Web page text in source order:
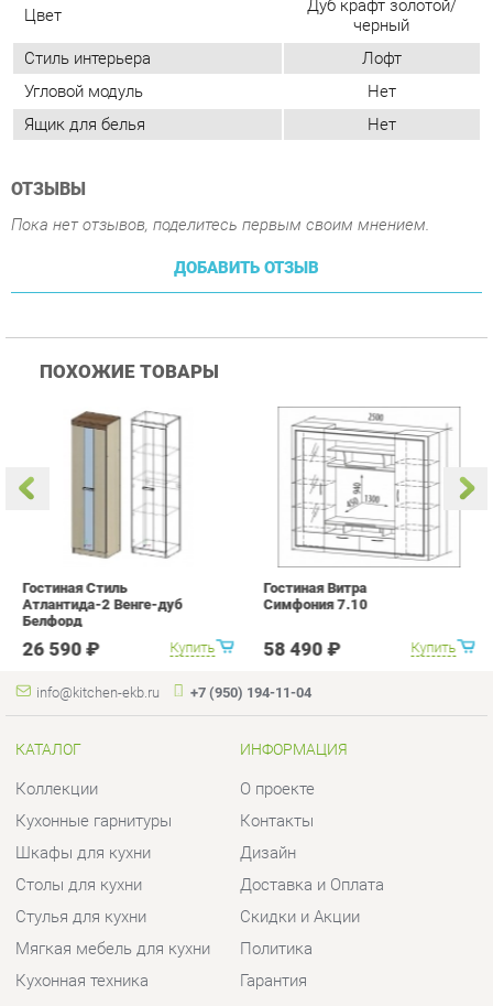
ОТЗЫВЫ
Пока нет отзывов, поделитесь первым своим мнением.
ПОХОЖИЕ ТОВАРЫ
Купить
Гостиная Стиль
Атлантида-2 Венге-дуб
26 590 ₽ Купить
Гостиная Витра
Симфония 7.10
58 490 ₽
+7 (950) 194-11-04
КАТАЛОГ
Коллекции
Кухонные гарнитуры
Шкафы для кухни
Столы для кухни
Стулья для кухни
Комплектующие для кухни
Кухонная сантехника
ИНФОРМАЦИЯ
Контакты
Доставка и Оплата
Скидки и Акции
Гарантия
ГОРОДА
Весь мир
Екатеринбург
КОНТАКТЫ
Шоурум и склад самовывоза
Адрес: г.Екатеринбург,